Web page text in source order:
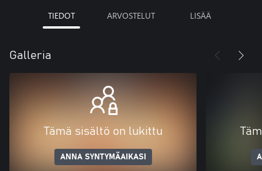
TIEDOT ARVOSTELUT LISÄÄ
Galleria
Tämä sisältö on lukittu
ANNA SYNTYMÄAIKASI